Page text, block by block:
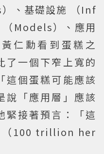
、基礎設施 （Inf
Models）、應用
仁勳看到蛋糕之
了一個下窄上寬的
這個蛋糕可能應該
說「應用層」應該
緊接著預言：「這
（100 trillion her